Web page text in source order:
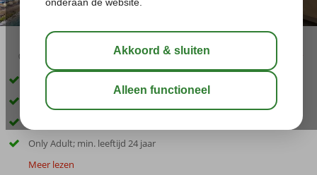
03:45 aug 32°C
Gemoedelijk stadshotel in Rhodos-Stad
Op steenworp afstand van het strand
Only Adult; min. leeftijd 24 jaar
Meer lezen